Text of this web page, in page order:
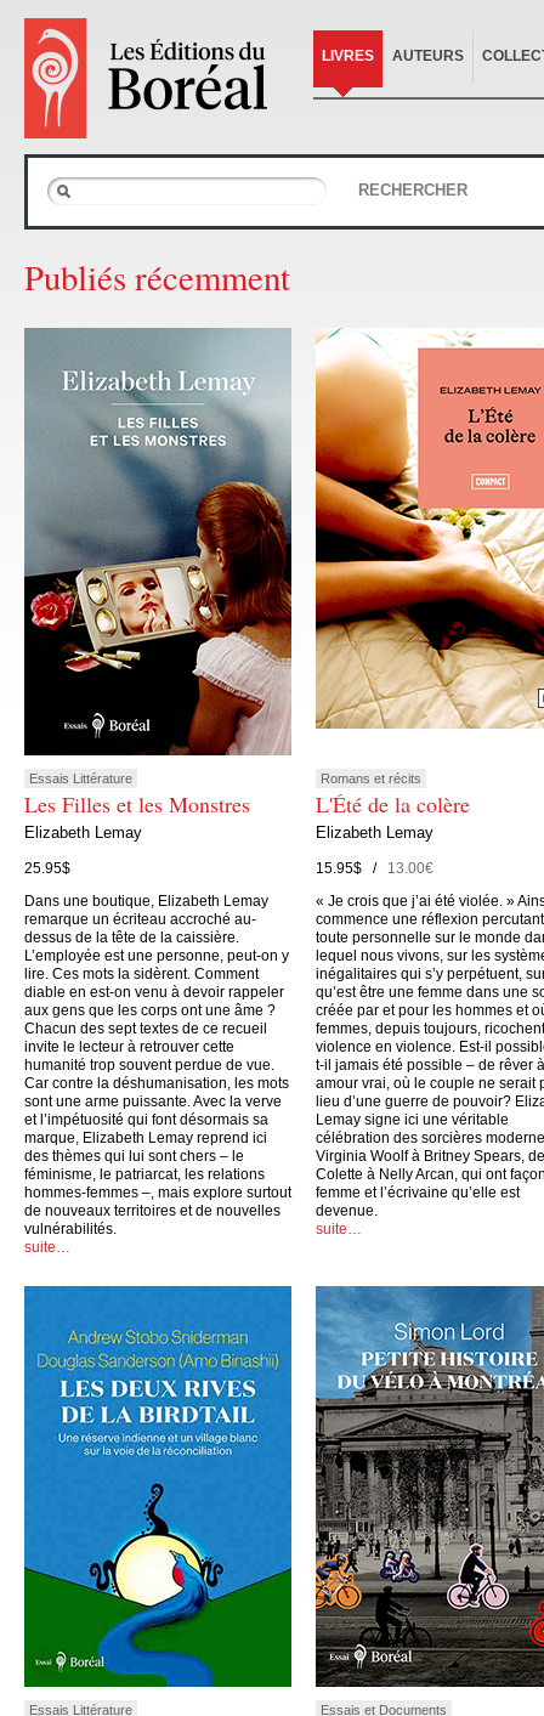
LIVRES AUTEURS
RECHERCHER
Publiés récemment
Essais Littérature
Les Filles et les Monstres
Elizabeth Lemay
25.95$
Dans une boutique, Elizabeth Lemay
remarque un écriteau accroché au-
dessus de la tête de la caissière.
L’employée est une personne, peut-on y
lire. Ces mots la sidèrent. Comment
diable en est-on venu à devoir rappeler
aux gens que les corps ont une âme ?
Chacun des sept textes de ce recueil
invite le lecteur à retrouver cette
humanité trop souvent perdue de vue.
Car contre la déshumanisation, les mots
sont une arme puissante. Avec la verve
et l’impétuosité qui font désormais sa
marque, Elizabeth Lemay reprend ici
des thèmes qui lui sont chers – le
féminisme, le patriarcat, les relations
hommes-femmes –, mais explore surtout
de nouveaux territoires et de nouvelles
vulnérabilités.
suite…
Romans et récits
L'Été de la colère
Elizabeth Lemay
15.95$ /13.00€
« Je crois que j’ai été violée. »
commence une réflexion
toute personnelle sur le monde
lequel nous vivons, sur les
inégalitaires qui s’y perpétuent,
qu’est être une femme dans une
créée par et pour les hommes et
femmes, depuis toujours,
violence en violence. Est-il
t-il jamais été possible – de rêver
amour vrai, où le couple ne serait
lieu d’une guerre de pouvoir?
Lemay signe ici une véritable
célébration des sorcières
Virginia Woolf à Britney Spears, de
Colette à Nelly Arcan, qui ont
femme et l’écrivaine qu’elle est
devenue.
suite…
Essais Littérature Essais et Documents